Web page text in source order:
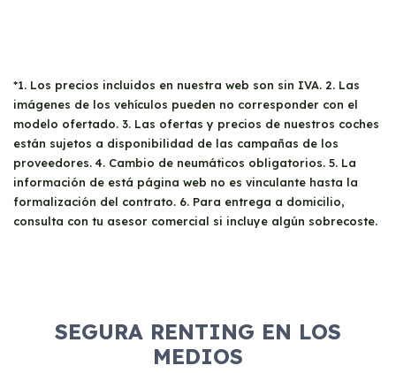
*1. Los precios incluidos en nuestra web son sin IVA. 2. Las
imágenes de los vehículos pueden no corresponder con el
modelo ofertado. 3. Las ofertas y precios de nuestros coches
están sujetos a disponibilidad de las campañas de los
proveedores. 4. Cambio de neumáticos obligatorios. 5. La
información de está página web no es vinculante hasta la
formalización del contrato. 6. Para entrega a domicilio,
consulta con tu asesor comercial si incluye algún sobrecoste.
SEGURA RENTING EN LOS
MEDIOS